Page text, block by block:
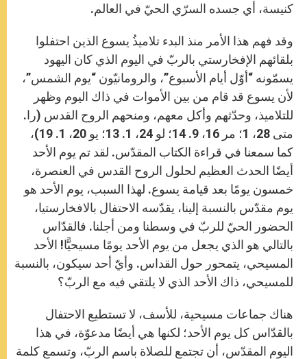
كنيسة، أي جسده السرّي الحيّ في العالم.
وقد فهم هذا الأمر منذ البدء تلاميذُ يسوع الذين احتفلوا
بلقائهم الإفخارستي بالربّ في اليوم الذي كان اليهود
يسمّونه “أوّل أيام الأسبوع”، والرومانيّون “يوم الشمس”،
لأن يسوع قد قام من بين الأموات في ذاك اليوم وظهر
للتلاميذ، وحدّثهم وأكل معهم، ومنحهم الروح القدس (را.
متى 28، 1؛ مر 16، 9. 14؛ لو 24، 1. 13؛ يو 20، 1. 19)،
كما سمعنا في قراءة الكتاب المقدّس. لقد تم يوم الأحد
أيضًا الحدث العظيم لحلول الروح القدس في العنصرة،
خمسون يومًا بعد قيامة يسوع. لهذا السبب، يوم الأحد هو
يوم مقدّس بالنسبة إلينا، يقدّسه الاحتفال بالافخارستيا،
الحضور الحيّ للربّ في وسطنا ومن أجلنا. فالقدّاس
بالتالي هو الذي يجعل من يوم الأحد يومًا مسيحيًّا! الأحد
المسيحي، يتمحور حول القداس. وأيّ أحد سيكون، بالنسبة
للمسيحي، ذاك الأحد الذي لا يلتقي فيه مع الربّ؟
هناك جماعات مسيحية، للأسف، لا تستطيع الاحتفال
بالقدّاس كل يوم الأحد؛ لكنها هي أيضًا مدعوّة، في هذا
اليوم المقدّس، أن تجتمع للصلاة باسم الربّ، وتسمع كلمة